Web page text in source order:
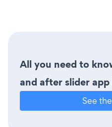
All you need to
and after slider
See